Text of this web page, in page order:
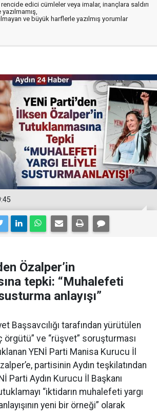
edici cümleler veya imalar, inançlara saldırı
ve büyük harflerle yazılmış yorumlar
Özalper’in
tepki: “Muhalefeti
anlayışı”
Başsavcılığı tarafından yürütülen
örgütü” ve “rüşvet” soruşturması
YENİ Parti Manisa Kurucu İl
partisinin Aydın teşkilatından
Parti Aydın Kurucu İl Başkanı
“iktidarın muhalefeti yargı
yeni bir örneği” olarak